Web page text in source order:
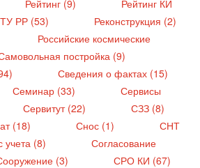
Рейтинг (9)
Рейтинг КИ
ТУ РР (53)
Реконструкция (2)
Российские космические
постройка (9)
Сведения о фактах (15)
Семинар (33)
Сервисы
Сервитут (22)
СЗЗ (8)
(18)
Снос (1)
СНТ
учета (8)
Согласование
(3)
СРО КИ (67)